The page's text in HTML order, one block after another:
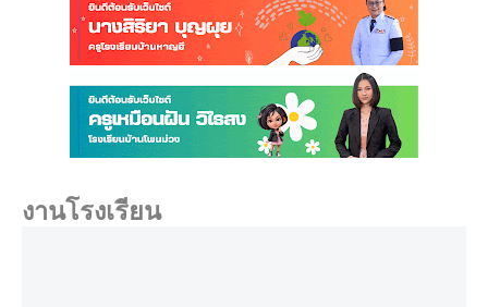
งานโรงเรียน